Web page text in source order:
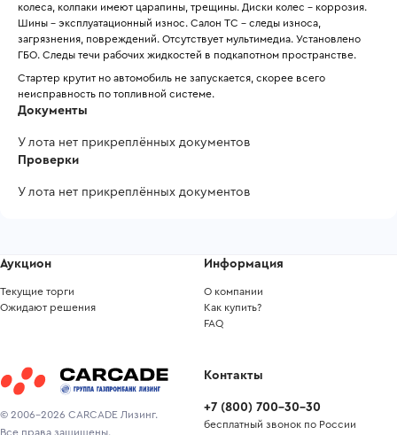
колеса, колпаки имеют царапины, трещины. Диски колес - коррозия.
Шины - эксплуатационный износ. Салон ТС - следы износа,
загрязнения, повреждений. Отсутствует мультимедиа. Установлено
ГБО. Следы течи рабочих жидкостей в подкапотном пространстве.
Стартер крутит но автомобиль не запускается, скорее всего
неисправность по топливной системе.
Документы
У лота нет прикреплённых документов
Проверки
У лота нет прикреплённых документов
© 2006-2026 CARCADE Лизинг.
Все права защищены.
Аукцион
Текущие торги
Ожидают решения
Информация
О компании
Как купить?
FAQ
Контакты
+7 (800) 700-30-30
бесплатный звонок по России